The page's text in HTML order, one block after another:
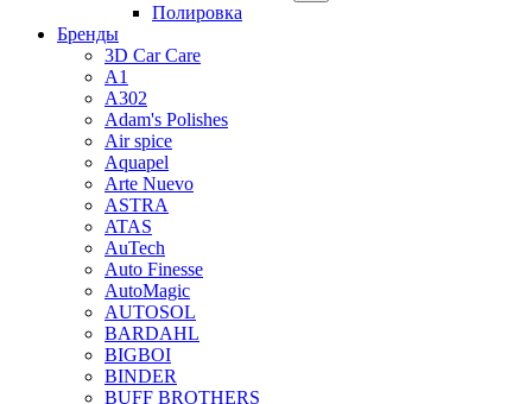
Полировка
Бренды
3D Car Care
A1
A302
Adam's Polishes
Air spice
Aquapel
Arte Nuevo
ASTRA
ATAS
AuTech
Auto Finesse
AutoMagic
AUTOSOL
BARDAHL
BIGBOI
BINDER
BUFF BROTHERS